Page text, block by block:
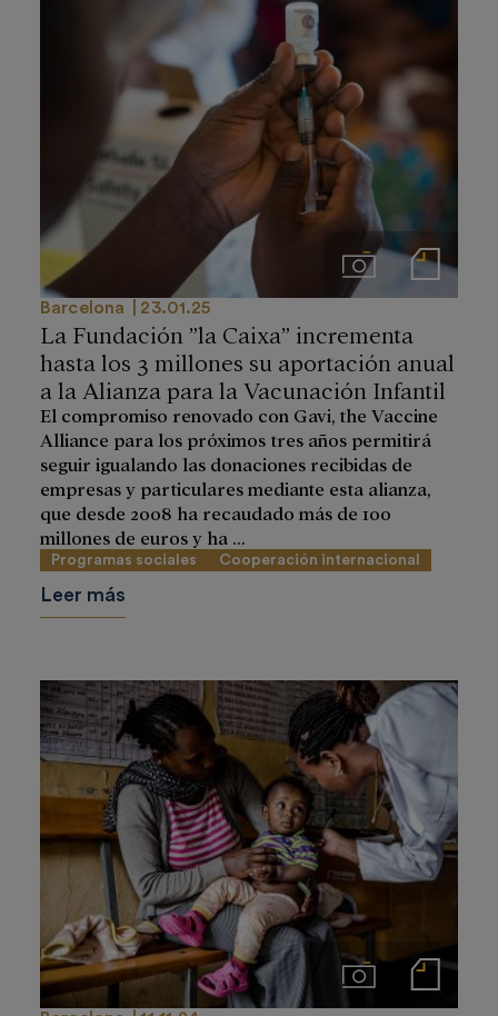
ImágenesNotas de prensa
Barcelona 23.01.25
La Fundación ”la Caixa” incrementa
hasta los 3 millones su aportación anual
a la Alianza para la Vacunación Infantil
El compromiso renovado con Gavi, the Vaccine
Alliance para los próximos tres años permitirá
seguir igualando las donaciones recibidas de
empresas y particulares mediante esta alianza,
que desde 2008 ha recaudado más de 100
millones de euros y ha ...
Programas sociales Cooperación internacional
Leer más
ImágenesNotas de prensa